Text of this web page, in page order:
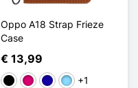
Oppo A18 Strap Frieze
Case
€ 13,99
ZwartMagentaDonkerblauw
Licht Blauw
+1